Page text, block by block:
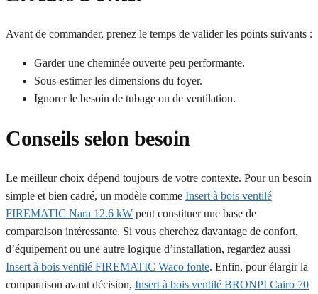
Avant de commander, prenez le temps de valider les points suivants :
Garder une cheminée ouverte peu performante.
Sous-estimer les dimensions du foyer.
Ignorer le besoin de tubage ou de ventilation.
Conseils selon besoin
Le meilleur choix dépend toujours de votre contexte. Pour un besoin
simple et bien cadré, un modèle comme Insert à bois ventilé
FIREMATIC Nara 12.6 kW peut constituer une base de
comparaison intéressante. Si vous cherchez davantage de confort,
d’équipement ou une autre logique d’installation, regardez aussi
Insert à bois ventilé FIREMATIC Waco fonte. Enfin, pour élargir la
comparaison avant décision, Insert à bois ventilé BRONPI Cairo 70